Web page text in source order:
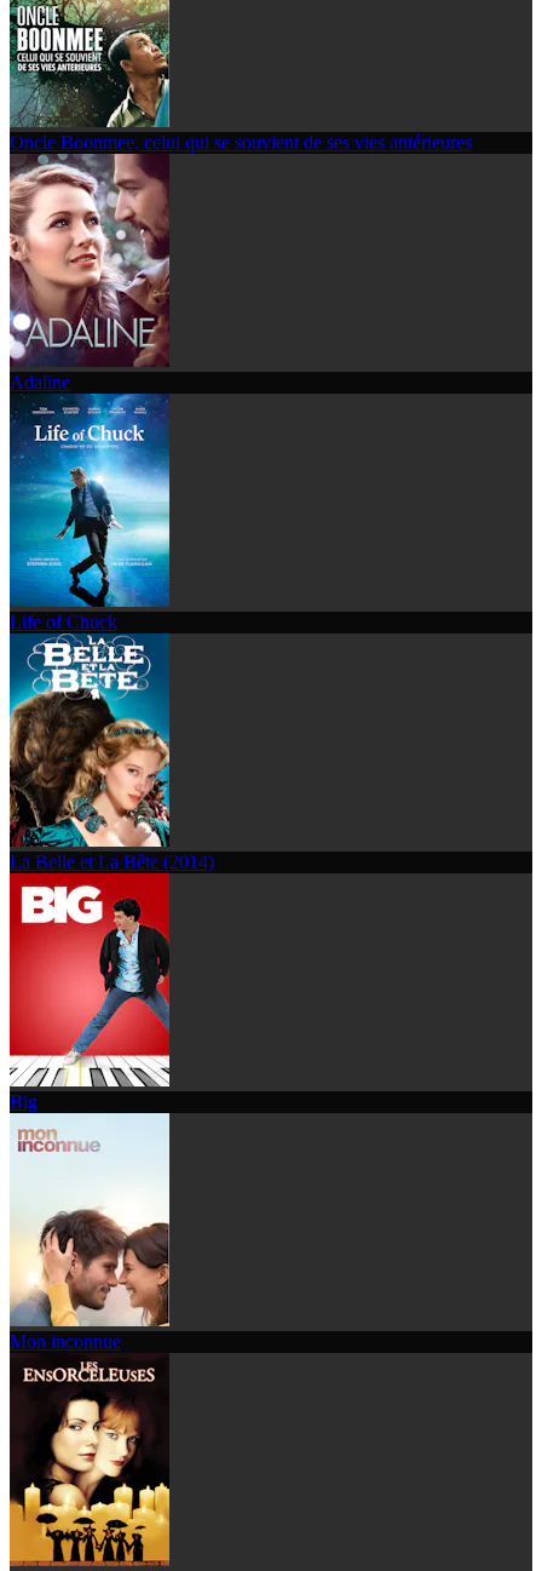
Oncle Boonmee, celui qui se souvient de ses vies antérieures
Adaline
Life of Chuck
La Belle et La Bête (2014)
Big
Mon inconnue